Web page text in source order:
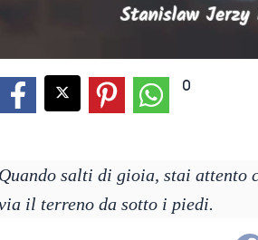
0
salti di gioia, stai attento
il terreno da sotto i piedi.